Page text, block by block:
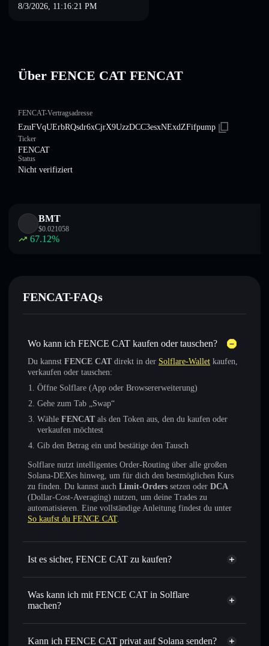
8/3/2026, 11:16:21 PM
Über FENCE CAT FENCAT
FENCAT-Vertragsadresse
EzuFVqUErbRQsdr6xCjrX9UzzDCC3esxNExdZFifpump
Ticker
FENCAT
Status
Nicht verifiziert
BMT
$0.021058
67.12%
FENCAT-FAQs
Wo kann ich FENCE CAT kaufen oder tauschen?
Du kannst FENCE CAT direkt in der Solflare-Wallet kaufen,
verkaufen oder tauschen:
Öffne Solflare (App oder Browsererweiterung)
Gehe zum Tab „Swap“
Wähle FENCAT als den Token aus, den du kaufen oder
verkaufen möchtest
Gib den Betrag ein und bestätige den Tausch
Solflare nutzt intelligentes Order-Routing über alle großen
Solana-DEXes hinweg, um für dich den bestmöglichen Kurs
zu finden. Du kannst auch Limit-Orders setzen oder DCA
(Dollar-Cost-Averaging) nutzen, um deine Trades zu
automatisieren. Eine vollständige Anleitung findest du unter
So kaufst du FENCE CAT.
Ist es sicher, FENCE CAT zu kaufen?
FENCE CAT
nicht
Was kann ich mit FENCE CAT in Solflare
machen?
FENCE CAT
Solflare-Wallet
Sofort tauschen– handle FENCAT gegen SOL, USDC
Kann ich FENCE CAT privat auf Solana senden?